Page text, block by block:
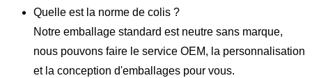
Quelle est la norme de colis ?
Notre emballage standard est neutre sans marque,
nous pouvons faire le service OEM, la personnalisation
et la conception d'emballages pour vous.